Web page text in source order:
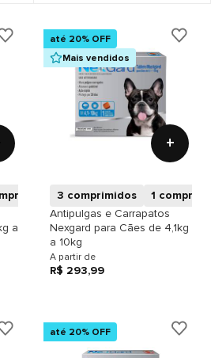
a
até 20% OFF
Mais vendidos
+
3 comprimidos
1
Antipulgas e Carrapatos
Nexgard para Cães de 4,1kg
a 10kg
A partir de
R$ 293,99
até 20% OFF